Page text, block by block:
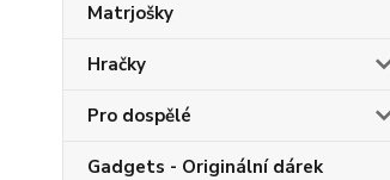
Matrjošky
Hračky
Pro dospělé
Gadgets - Originální dárek